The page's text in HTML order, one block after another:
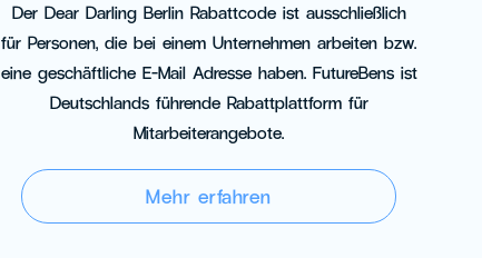
Der Dear Darling Berlin Rabattcode ist ausschließlich
für Personen, die bei einem Unternehmen arbeiten bzw.
eine geschäftliche E-Mail Adresse haben. FutureBens ist
Deutschlands führende Rabattplattform für
Mitarbeiterangebote.
Mehr erfahren